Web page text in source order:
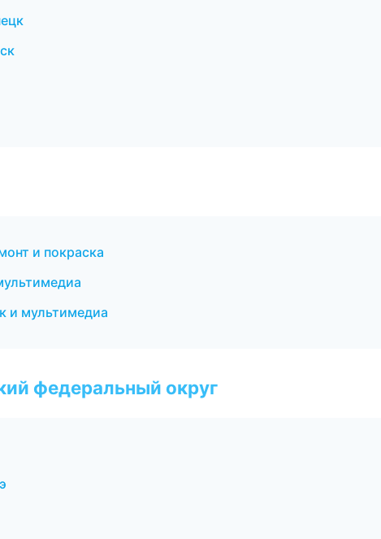
и покраска
и мультимедиа
федеральный округ